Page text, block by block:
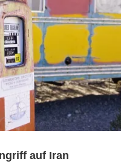
auf Iran